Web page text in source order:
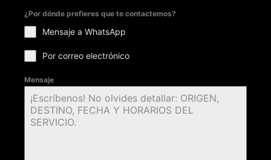
¿Por dónde prefieres que te contactemos?
Mensaje a WhatsApp
Por correo electrónico
Mensaje